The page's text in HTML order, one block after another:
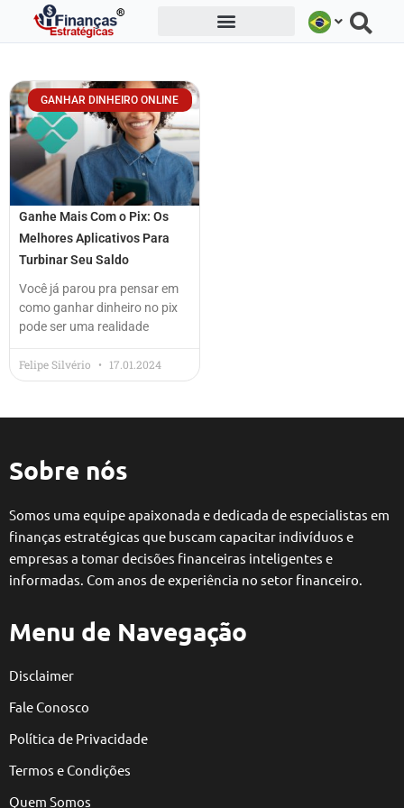
GANHAR DINHEIRO ONLINE
Ganhe Mais Com o Pix: Os
Melhores Aplicativos Para
Turbinar Seu Saldo
Você já parou pra pensar em
como ganhar dinheiro no pix
pode ser uma realidade
Felipe Silvério 17.01.2024
Sobre nós
Somos uma equipe apaixonada e dedicada de especialistas em
finanças estratégicas que buscam capacitar indivíduos e
empresas a tomar decisões financeiras inteligentes e
informadas. Com anos de experiência no setor financeiro.
Menu de Navegação
Disclaimer
Fale Conosco
Política de Privacidade
Termos e Condições
Quem Somos